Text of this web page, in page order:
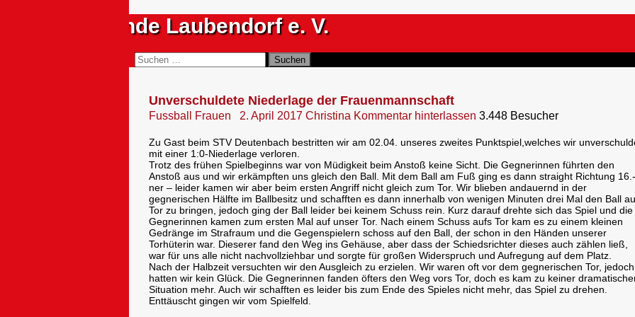
Sportfreunde Laubendorf e. V.
Suchen
nach:
Unverschuldete Niederlage der Frauenmannschaft
Fussball Frauen 2. April 2017 Christina Kommentar hinterlassen 3.448 Besucher
Zu Gast beim STV Deutenbach bestritten wir am 02.04. unseres zweites Punktspiel,welches wir
mit einer 1:0-Niederlage verloren.
Trotz des frühen Spielbeginns war von Müdigkeit beim Anstoß keine Sicht. Die Gegnerinnen führten den
Anstoß aus und wir erkämpften uns gleich den Ball. Mit dem Ball am Fuß ging es dann straight Richtung 16.-
ner – leider kamen wir aber beim ersten Angriff nicht gleich zum Tor. Wir blieben andauernd in der
gegnerischen Hälfte im Ballbesitz und schafften es dann innerhalb von wenigen Minuten drei Mal den Ball
Tor zu bringen, jedoch ging der Ball leider bei keinem Schuss rein. Kurz darauf drehte sich das Spiel und die
Gegnerinnen kamen zum ersten Mal auf unser Tor. Nach einem Schuss aufs Tor kam es zu einem kleinen
Gedränge im Strafraum und die Gegenspielern schoss auf den Ball, der schon in den Händen unserer
Torhüterin war. Dieserer fand den Weg ins Gehäuse, aber dass der Schiedsrichter dieses auch zählen ließ,
war für uns alle nicht nachvollziehbar und sorgte für großen Widerspruch und Aufregung auf dem Platz.
Nach der Halbzeit versuchten wir den Ausgleich zu erzielen. Wir waren oft vor dem gegnerischen Tor, jedoch
hatten wir kein Glück. Die Gegnerinnen fanden öfters den Weg vors Tor, doch es kam zu keiner
Situation mehr. Auch wir schafften es leider bis zum Ende des Spieles nicht mehr, das Spiel zu drehen.
Enttäuscht gingen wir vom Spielfeld.